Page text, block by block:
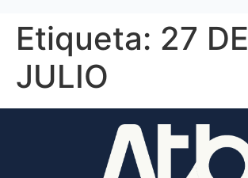
Etiqueta: 27 DE
JULIO